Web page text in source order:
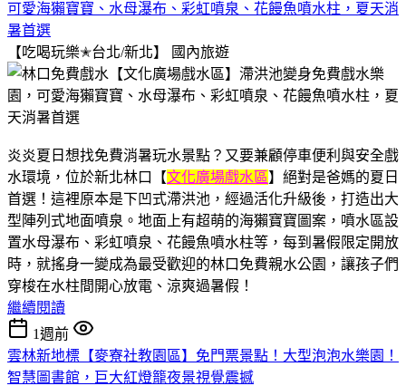
可愛海獺寶寶、水母瀑布、彩虹噴泉、花饅魚噴水柱，夏天消
暑首選
【吃喝玩樂✭台北/新北】
國內旅遊
炎炎夏日想找免費消暑玩水景點？又要兼顧停車便利與安全戲
水環境，位於新北林口【文化廣場戲水區】絕對是爸媽的夏日
首選！這裡原本是下凹式滯洪池，經過活化升級後，打造出大
型陣列式地面噴泉。地面上有超萌的海獺寶寶圖案，噴水區設
置水母瀑布、彩虹噴泉、花饅魚噴水柱等，每到暑假限定開放
時，就搖身一變成為最受歡迎的林口免費親水公園，讓孩子們
穿梭在水柱間開心放電、涼爽過暑假！
繼續閱讀
1週前
雲林新地標【麥寮社教園區】免門票景點！大型泡泡水樂園！
智慧圖書館，巨大紅燈籠夜景視覺震撼